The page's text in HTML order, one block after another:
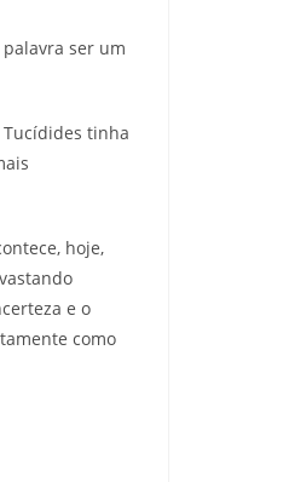
ser um
Tucídides tinha
hoje,
e o
como